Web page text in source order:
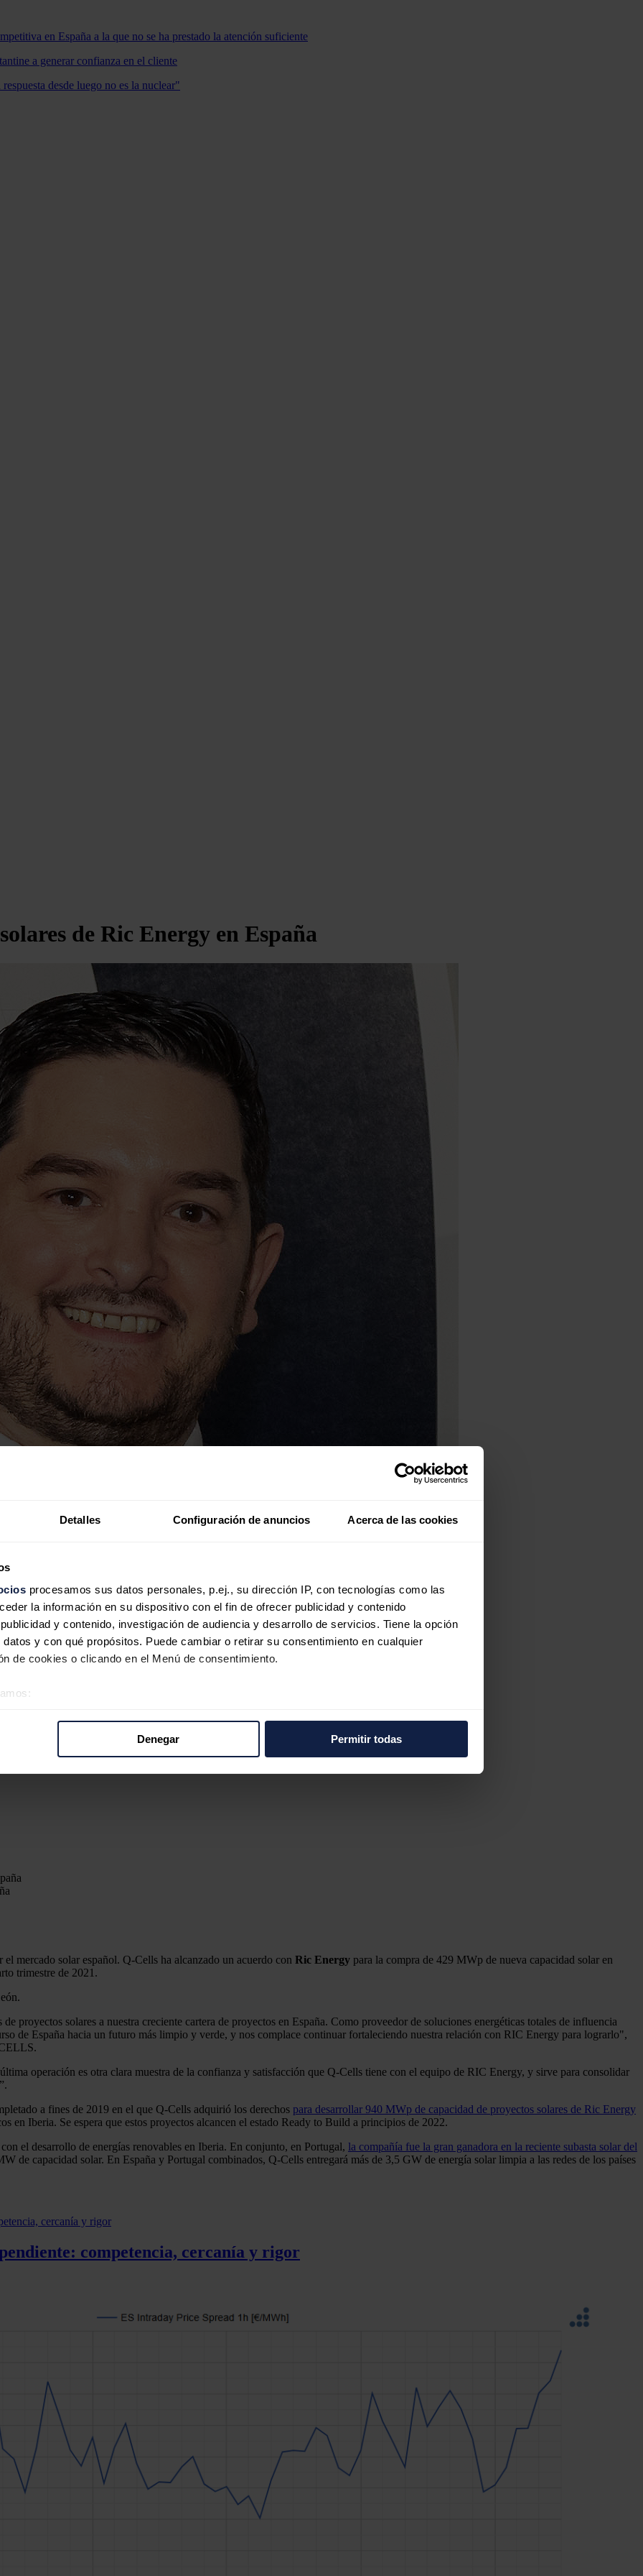
Detalles Configuración de anuncios Acerca de las cookies
procesamos sus datos personales, p.ej., su dirección IP, con tecnologías como las
la información en su dispositivo con el fin de ofrecer publicidad y contenido
y contenido, investigación de audiencia y desarrollo de servicios. Tiene la opción
y con qué propósitos. Puede cambiar o retirar su consentimiento en cualquier
de cookies o clicando en el Menú de consentimiento.
Denegar Permitir todas
en España a la que no se ha prestado la atención suficiente
a generar confianza en el cliente
desde luego no es la nuclear"
de Ric Energy en España
mercado solar español. Q-Cells ha alcanzado un acuerdo con Ric Energy para la compra de 429 MWp de nueva capacidad solar en
trimestre de 2021.
proyectos solares a nuestra creciente cartera de proyectos en España. Como proveedor de soluciones energéticas totales de influencia
de España hacia un futuro más limpio y verde, y nos complace continuar fortaleciendo nuestra relación con RIC Energy para lograrlo",
operación es otra clara muestra de la confianza y satisfacción que Q-Cells tiene con el equipo de RIC Energy, y sirve para consolidar
a fines de 2019 en el que Q-Cells adquirió los derechos para desarrollar 940 MWp de capacidad de proyectos solares de Ric Energy
en Iberia. Se espera que estos proyectos alcancen el estado Ready to Build a principios de 2022.
el desarrollo de energías renovables en Iberia. En conjunto, en Portugal, la compañía fue la gran ganadora en la reciente subasta solar del
de capacidad solar. En España y Portugal combinados, Q-Cells entregará más de 3,5 GW de energía solar limpia a las redes de los países
competencia, cercanía y rigor